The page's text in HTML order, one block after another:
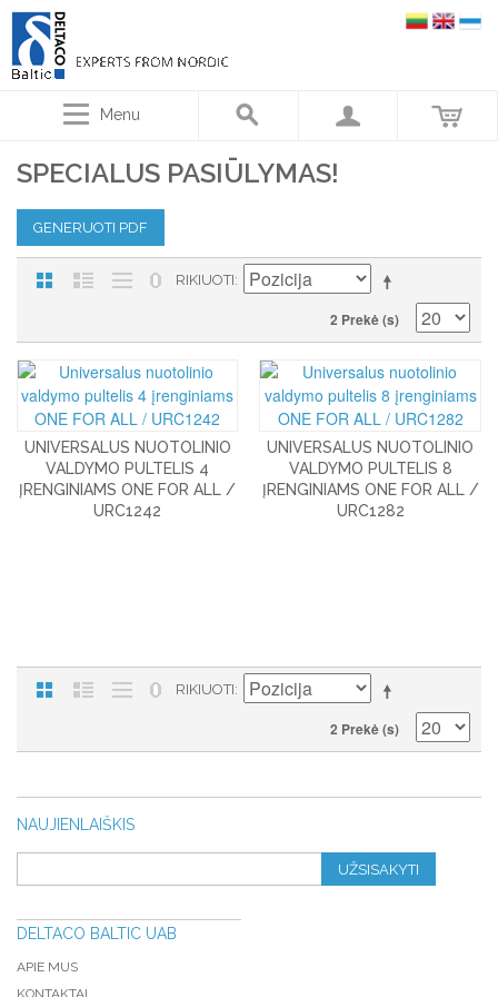
Menu
SPECIALUS PASIŪLYMAS!
GENERUOTI PDF
RIKIUOTI
2 Prekė (s)
UNIVERSALUS NUOTOLINIO
VALDYMO PULTELIS 4
ĮRENGINIAMS ONE FOR ALL /
URC1242
UNIVERSALUS NUOTOLINIO
VALDYMO PULTELIS 8
ĮRENGINIAMS ONE FOR ALL /
URC1282
RIKIUOTI
2 Prekė (s)
NAUJIENLAIŠKIS
UŽSISAKYTI
DELTACO BALTIC UAB
APIE MUS
KONTAKTAI